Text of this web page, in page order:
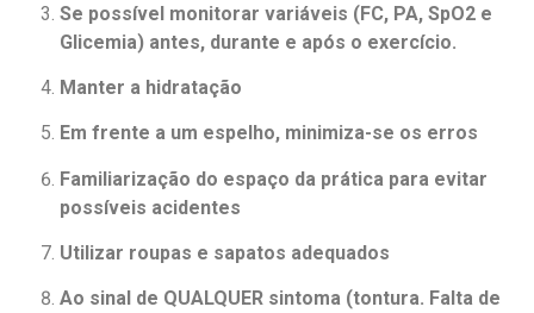
Se possível monitorar variáveis (FC, PA, SpO2 e
Glicemia) antes, durante e após o exercício.
Manter a hidratação
Em frente a um espelho, minimiza-se os erros
Familiarização do espaço da prática para evitar
possíveis acidentes
Utilizar roupas e sapatos adequados
Ao sinal de QUALQUER sintoma (tontura. Falta de